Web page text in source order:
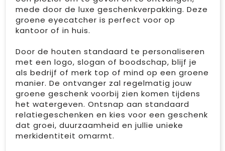
mede door de luxe geschenkverpakking. Deze
groene eyecatcher is perfect voor op
kantoor of in huis.
Door de houten standaard te personaliseren
met een logo, slogan of boodschap, blijf je
als bedrijf of merk top of mind op een groene
manier. De ontvanger zal regelmatig jouw
groene geschenk voorbij zien komen tijdens
het watergeven. Ontsnap aan standaard
relatiegeschenken en kies voor een geschenk
dat groei, duurzaamheid en jullie unieke
merkidentiteit omarmt.